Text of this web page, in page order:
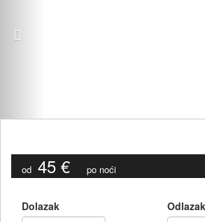
od 45 € po noći
Dolazak Odlazak